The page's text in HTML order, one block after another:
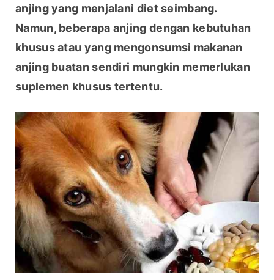
anjing yang menjalani diet seimbang.
Namun, beberapa anjing dengan kebutuhan
khusus atau yang mengonsumsi makanan
anjing buatan sendiri mungkin memerlukan
suplemen khusus tertentu.